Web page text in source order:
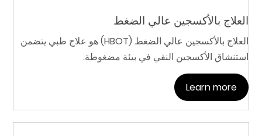
العلاج بالأكسجين عالي الضغط
العلاج بالأكسجين عالي الضغط (HBOT) هو علاج طبي يتضمن
استنشاق الأكسجين النقي في بيئة مضغوطة.
Learn more